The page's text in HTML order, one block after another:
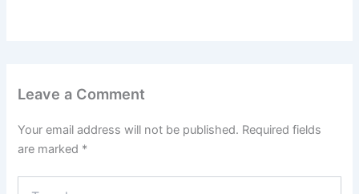
Leave a Comment
Your email address will not be published. Required fields
are marked *